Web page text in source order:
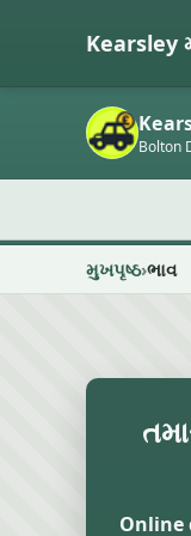
Kearsley
Bolton
મુખપૃષ્ઠ ભાવ
Online